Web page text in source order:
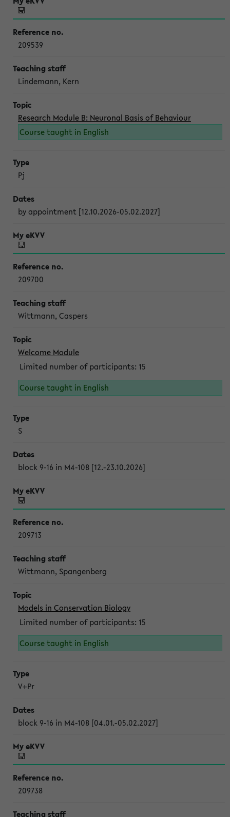
209539
Lindemann, Kern
Research Module B: Neuronal Basis of Behaviour
Course taught in English
Pj
by appointment [12.10.2026-05.02.2027]
209700
Wittmann, Caspers
Welcome Module
Limited number of participants: 15
Course taught in English
S
block 9-16 in M4-108 [12.-23.10.2026]
209713
Wittmann, Spangenberg
Models in Conservation Biology
Limited number of participants: 15
Course taught in English
V+Pr
block 9-16 in M4-108 [04.01.-05.02.2027]
209738